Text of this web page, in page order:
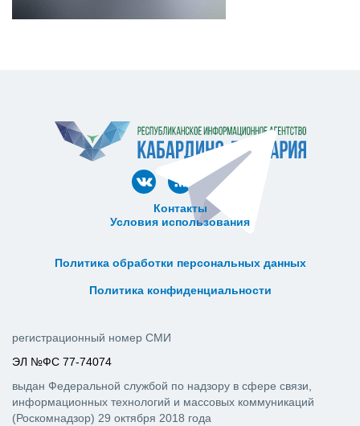
Контакты
Условия использования
Политика обработки персональных данных
Политика конфиденциальности
регистрационный номер СМИ
ЭЛ №ФС 77-74074
выдан Федеральной службой по надзору в сфере связи,
информационных технологий и массовых коммуникаций
(Роскомнадзор) 29 октября 2018 года